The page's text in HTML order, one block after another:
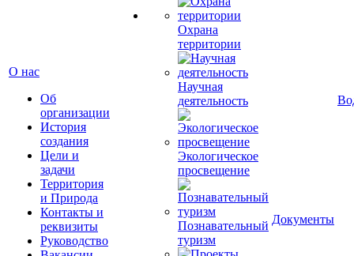
О нас
Об
организации
История
создания
Цели и
задачи
Территория
и Природа
Контакты и
реквизиты
Руководство
Охрана
территории
Научная
деятельность
Экологическое
просвещение
Познавательный
туризм
Документы